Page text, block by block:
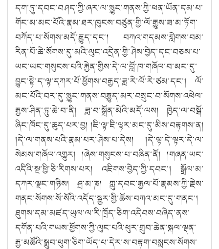
དག་ཏུ་དབང་བཤད་ཀྱི་ཞར་ལ་སྨྱུང་གནས་ཀྱི་ཕན་ཡོན་དམ་པ་
གོང་མ་མང་པོའི་རྣམ་ཐར་ཁུངས་བཙུན་གྱི་ལོ་རྒྱུས་ཟ་མ་ཏོག་
བཀོད་པ་སོགས་མདོ་རྒྱུད་དང༌། བཀའ་གདམས་གླེགས་བམ་
རིན་པོ་ཆེ་སོགས་དུ་མའི་ལུང་འདྲེན་གྱི་ཤེས་བྱེད་དང་བཅས་པ་
ཡང་ཡང་གསུངས་པའི་རྐྱེན་གྱིས་དེ་ལ་བློ་ཁ་གཞོལ་བ་མང་དུ་
བྱུང་སྟེ་ད་ལྟ་དཀར་པོ་ཕྱོགས་བརྒྱད་ཟླ་རེ་ལོ་རེ་ཙམ་དང༌། ལོ་
མང་པོའི་བར་དུ་སྨྱུང་གནས་བརྒྱུད་མར་བསྲུང་བ་སོགས་འཕེལ་
རྒྱས་ཤིན་ཏུ་ཆེ་བ་ནི། ཟླ་བ་སྒྲོན་མེའི་མདོ་ལས། ཁྱེད་ལ་བསྒོ་
ཞིང་ཁོང་དུ་ཆུད་པར་བྱ། །ཇི་ལྟ་ཇི་ལྟར་མང་དུ་མིས་བརྟགས་ན།
།དེ་ལ་གནས་པའི་རྣམ་པར་ཤེས་པ་དེས། །དེ་ལྟ་དེ་ལྟར་དེ་ལ་
སེམས་གཞོལ་འགྱུར། །ཞེས་གསུངས་པ་བཞིན་ནོ། །གཞན་ཡང་
འདིའི་སྔ་ཕྱི་ཅི་རིགས་པར། འཇིགས་བྱེད་ཀྱི་དབང༌། སྒྲོལ་མ་
དཀར་ལྗང་གཉིས། ཤྲ་མ་ཎ། ཀླུ་དབང་རྒྱལ་པོ་རྣམས་ཀྱི་རྗེས་
གནང་སོགས་སོ་སོའི་འདོད་སྦྱར་གྱི་ཆོས་བཀའ་མང་དུ་གནང༌།
ཐུགས་དམ་མཛད་ཡུལ་ལ་རི་ཁྲོད་ཅིག་འདེབས་བཞེད་ནས་
དགོན་པའི་གཡས་ཕྱོགས་ཀྱི་ལུང་པའི་ཕུར་གྲུབ་ཆེན་སྐལ་ལྡན་
རྒྱ་མཚོའི་སྒྲུབ་ཕུག་ཅིག་ཡོད་པ་དེར་ས་བརྟག་བསླངས་སོགས་